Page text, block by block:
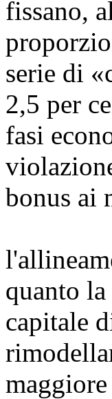
fissano,
serie di
2,5 per
fasi
bonus ai
quanto
capitale